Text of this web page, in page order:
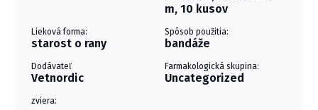
m, 10 kusov
Lieková forma:
starost o rany
Spôsob použitia:
bandáže
Dodávateľ
Vetnordic
Farmakologická skupina:
Uncategorized
zviera: